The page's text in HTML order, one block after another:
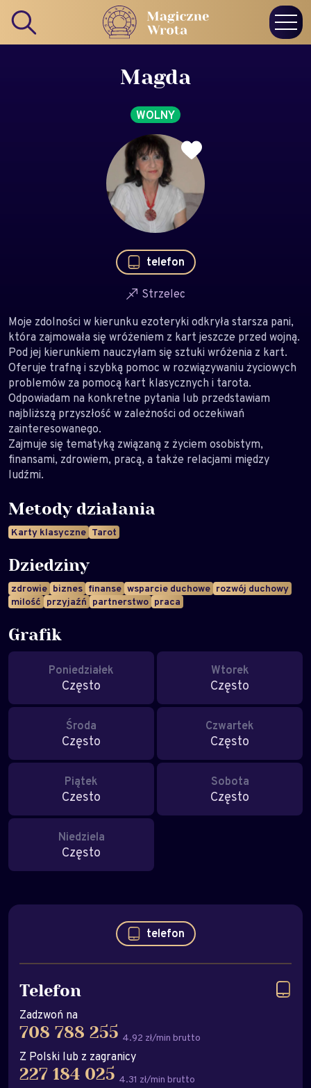
Magda
telefon
Strzelec
Moje zdolności w kierunku ezoteryki odkryła starsza pani,
która zajmowała się wróżeniem z kart jeszcze przed wojną.
Pod jej kierunkiem nauczyłam się sztuki wróżenia z kart.
Oferuje trafną i szybką pomoc w rozwiązywaniu życiowych
problemów za pomocą kart klasycznych i tarota.
Odpowiadam na konkretne pytania lub przedstawiam
najbliższą przyszłość w zależności od oczekiwań
zainteresowanego.
Zajmuje się tematyką związaną z życiem osobistym,
finansami, zdrowiem, pracą, a także relacjami między
ludźmi.
WOLNY
Metody działania
Karty klasyczne Tarot
Dziedziny
zdrowie biznes finanse wsparcie duchowe rozwój duchowy
milość przyjaźń partnerstwo praca
Grafik
Poniedziałek
Często
Wtorek
Często
Środa
Często
Czwartek
Często
Piątek
Czesto
Sobota
Często
Niedziela
Często
telefon
Telefon
Zadzwoń na
708 788 255 4.92 zł/min brutto
Z Polski lub z zagranicy
227 184 025 4.31 zł/min brutto